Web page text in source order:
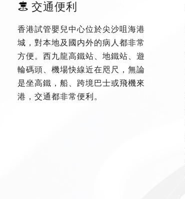
交通便利
香港試管嬰兒中心位於尖沙咀海港
城，對本地及國内外的病人都非常
方便。西九龍高鐵站、地鐵站、遊
輪碼頭、機場快線近在咫尺，無論
是坐高鐵，船、跨境巴士或飛機來
港，交通都非常便利。